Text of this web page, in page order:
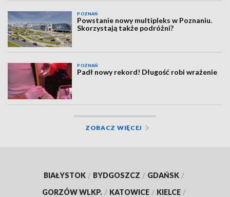
POZNAŃ
Powstanie nowy multipleks w Poznaniu.
Skorzystają także podróżni?
POZNAŃ
Padł nowy rekord! Długość robi wrażenie
ZOBACZ WIĘCEJ
BIAŁYSTOK / BYDGOSZCZ / GDAŃSK /
GORZÓW WLKP. / KATOWICE / KIELCE /